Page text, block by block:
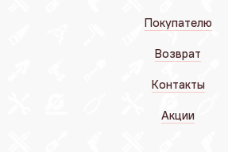
Покупателю
Возврат
Контакты
Акции